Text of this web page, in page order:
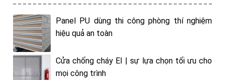
Panel PU dùng thi công phòng thí nghiệm
hiệu quả an toàn
Cửa chống cháy EI | sự lựa chọn tối ưu cho
mọi công trình